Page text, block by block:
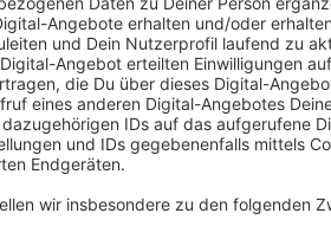
gefunden. Wie sich herausgestellt
getätigt worden, die einen Streich
Wer Notrufe missbraucht, begeht
gemacht werden.